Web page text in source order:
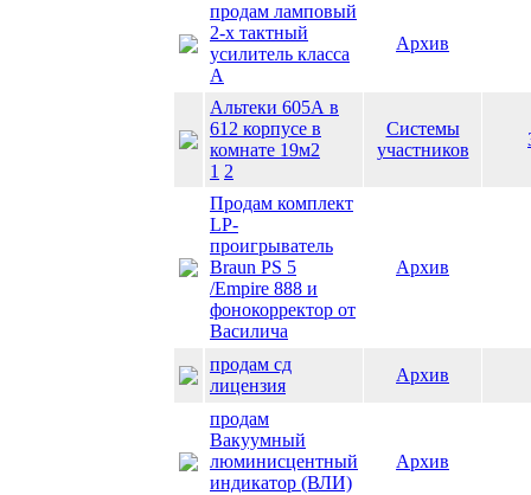
продам ламповый
2-х тактный
усилитель класса
А
Архив
Альтеки 605А в
612 корпусе в
комнате 19м2
1 2
Системы
участников
Продам комплект
LP-
проигрыватель
Braun PS 5
/Empire 888 и
фонокорректор от
Василича
Архив
продам сд
лицензия
Архив
продам
Вакуумный
люминисцентный
индикатор (ВЛИ)
Архив